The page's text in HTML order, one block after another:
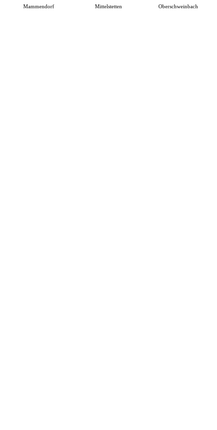
Mammendorf Mittelstetten Oberschweinbach